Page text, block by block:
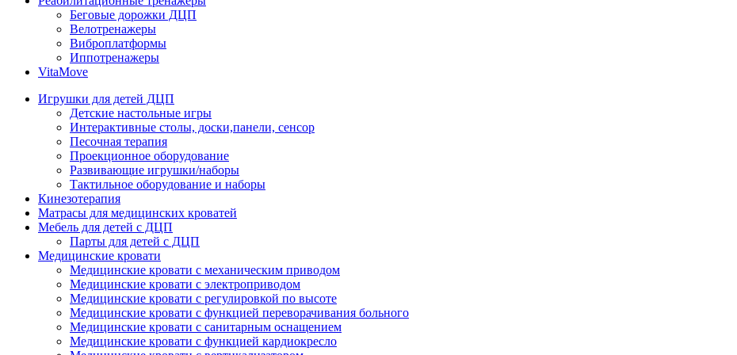
Беговые дорожки ДЦП
Велотренажеры
Виброплатформы
Иппотренажеры
VitaMove
Игрушки для детей ДЦП
Детские настольные игры
Интерактивные столы, доски,панели, сенсор
Песочная терапия
Проекционное оборудование
Развивающие игрушки/наборы
Тактильное оборудование и наборы
Кинезотерапия
Матрасы для медицинских кроватей
Мебель для детей с ДЦП
Парты для детей с ДЦП
Медицинские кровати
Медицинские кровати с механическим приводом
Медицинские кровати с электроприводом
Медицинские кровати с регулировкой по высоте
Медицинские кровати с функцией переворачивания больного
Медицинские кровати с санитарным оснащением
Медицинские кровати с функцией кардиокресло